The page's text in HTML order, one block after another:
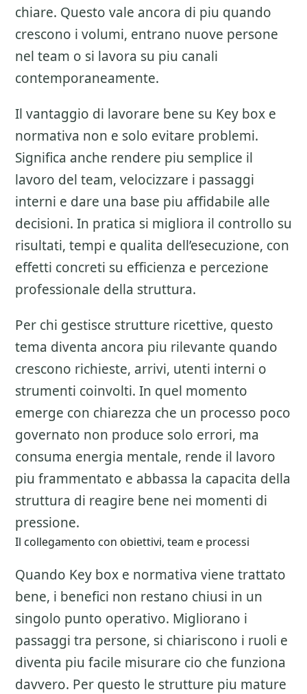
chiare. Questo vale ancora di piu quando
crescono i volumi, entrano nuove persone
nel team o si lavora su piu canali
contemporaneamente.
Il vantaggio di lavorare bene su Key box e
normativa non e solo evitare problemi.
Significa anche rendere piu semplice il
lavoro del team, velocizzare i passaggi
interni e dare una base piu affidabile alle
decisioni. In pratica si migliora il controllo su
risultati, tempi e qualita dell’esecuzione, con
effetti concreti su efficienza e percezione
professionale della struttura.
Per chi gestisce strutture ricettive, questo
tema diventa ancora piu rilevante quando
crescono richieste, arrivi, utenti interni o
strumenti coinvolti. In quel momento
emerge con chiarezza che un processo poco
governato non produce solo errori, ma
consuma energia mentale, rende il lavoro
piu frammentato e abbassa la capacita della
struttura di reagire bene nei momenti di
pressione.
Il collegamento con obiettivi, team e processi
Quando Key box e normativa viene trattato
bene, i benefici non restano chiusi in un
singolo punto operativo. Migliorano i
passaggi tra persone, si chiariscono i ruoli e
diventa piu facile misurare cio che funziona
davvero. Per questo le strutture piu mature